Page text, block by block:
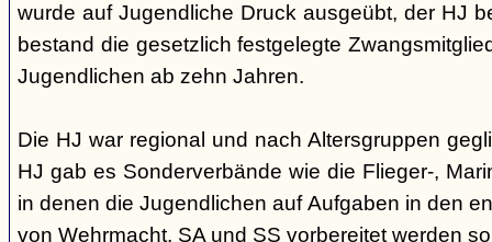
wurde auf Jugendliche Druck ausgeübt, der HJ
bestand die gesetzlich festgelegte
Jugendlichen ab zehn Jahren.
Die HJ war regional und nach Altersgruppen
HJ gab es Sonderverbände wie die Flieger-,
in denen die Jugendlichen auf Aufgaben in den
von Wehrmacht, SA und SS vorbereitet werden